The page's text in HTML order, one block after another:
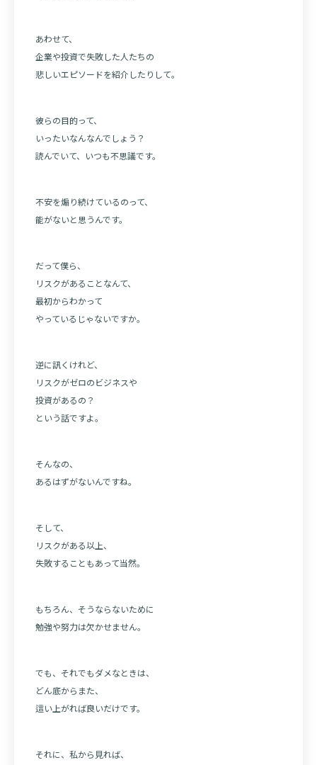
あわせて、
企業や投資で失敗した人たちの
悲しいエピソードを紹介したりして。
彼らの目的って、
いったいなんなんでしょう？
読んでいて、いつも不思議です。
不安を煽り続けているのって、
能がないと思うんです。
だって僕ら、
リスクがあることなんて、
最初からわかって
やっているじゃないですか。
逆に訊くけれど、
リスクがゼロのビジネスや
投資があるの？
という話ですよ。
そんなの、
あるはずがないんですね。
そして、
リスクがある以上、
失敗することもあって当然。
もちろん、そうならないために
勉強や努力は欠かせません。
でも、それでもダメなときは、
どん底からまた、
這い上がれば良いだけです。
それに、私から見れば、